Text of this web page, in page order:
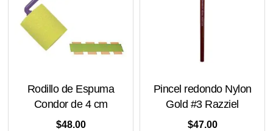
Rodillo de Espuma
Condor de 4 cm
$48.00
Pincel redondo Nylon
Gold #3 Razziel
$47.00